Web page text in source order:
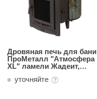
icon
Дровяная печь для бани
ПроМеталл "Атмосфера
ХL" ламели Жадеит,
уточняйте